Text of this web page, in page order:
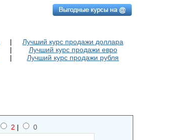
|
Лучший курс продажи доллара
|
Лучший курс продажи евро
| Лучший курс продажи рубля
2 |
0